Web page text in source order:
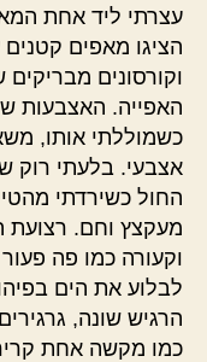
עצרתי ליד אחת
הציגו מאפים קטנים
וקורסונים
האפייה. האצבעות
כשמוללתי אותו,
אצבעי. בלעתי רוק
החול כשירדתי
מעקצץ וחם.
וקעורה כמו פה
לבלוע את הים
הרגיש שונה,
כמו מקשה אחת